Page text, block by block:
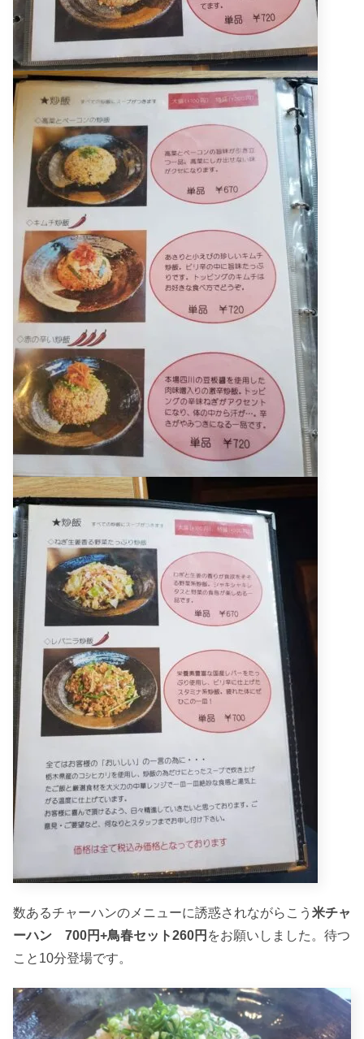
数あるチャーハンのメニューに誘惑されながらこう 米チャ
ーハン 700円+鳥春セット260円 をお願いしました。待つ
こと10分登場です。